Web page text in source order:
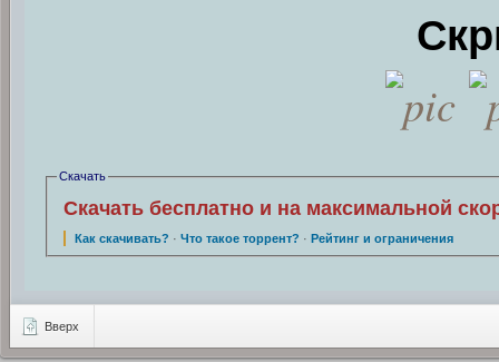
Скачать
Скачать бесплатно и на максимальной
Как скачивать? ·Что такое торрент? ·Рейтинг и ограничения
Вверх